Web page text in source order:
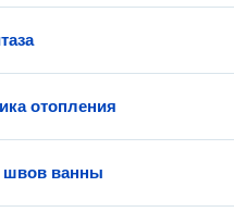
отопления
швов ванны